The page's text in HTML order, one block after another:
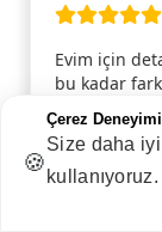
Evim için
bu kadar
mutfak ve
ince
pırıl
Hepsi
🍪
Çerez Deneyimi
Size daha
kullanıyoruz.